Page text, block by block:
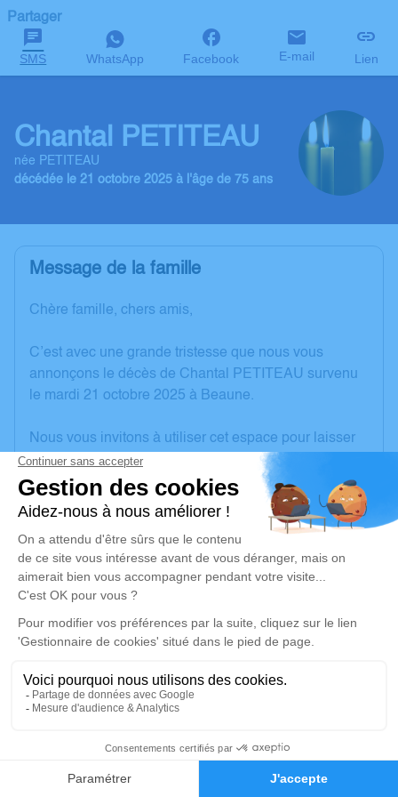
Faire-part Hommages
Partager
SMS WhatsApp Facebook E-mail Lien
Chantal PETITEAU
née PETITEAU
décédée le 21 octobre 2025 à l'âge de 75 ans
Message de la famille
Chère famille, chers amis,
C’est avec une grande tristesse que nous vous
annonçons le décès de Chantal PETITEAU survenu
le mardi 21 octobre 2025 à Beaune.
Nous vous invitons à utiliser cet espace pour laisser
vos condoléances, partager des photos souvenirs,
une anecdote ou exprimer vos pensées à travers des
poèmes ou des textes. Cet endroit est un lieu
d'expression dédié à honorer la mémoire de Chantal
PETITEAU.
Un service de plantation d’arbre hommage est
disponible ici.
Je rends hommage
Cérémonie civile
Information indisponible